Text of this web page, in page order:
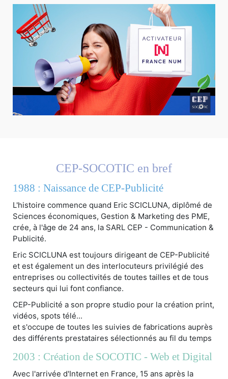
CEP-SOCOTIC en bref
1988 : Naissance de CEP-Publicité
L'histoire commence quand Eric SCICLUNA, diplômé de
Sciences économiques, Gestion & Marketing des PME,
crée, à l'âge de 24 ans, la SARL CEP - Communication &
Publicité.
Eric SCICLUNA est toujours dirigeant de CEP-Publicité
et est également un des interlocuteurs privilégié des
entreprises ou collectivités de toutes tailles et de tous
secteurs qui lui font confiance.
CEP-Publicité a son propre studio pour la création print,
vidéos, spots télé...
et s'occupe de toutes les suivies de fabrications auprès
des différents prestataires sélectionnés au fil du temps
2003 : Création de SOCOTIC - Web et Digital
Avec l'arrivée d'Internet en France, 15 ans après la